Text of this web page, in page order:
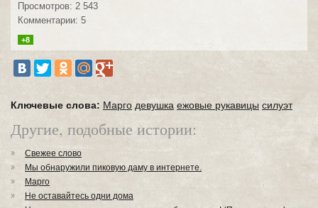
Просмотров: 2 543
Комментарии: 5
+8
Ключевые слова: Марго девушка ежовые рукавицы силуэт
Другие, подобные истории:
Свежее слово
Мы обнаружили пиковую даму в интернете.
Марго
Не оставайтесь одни дома